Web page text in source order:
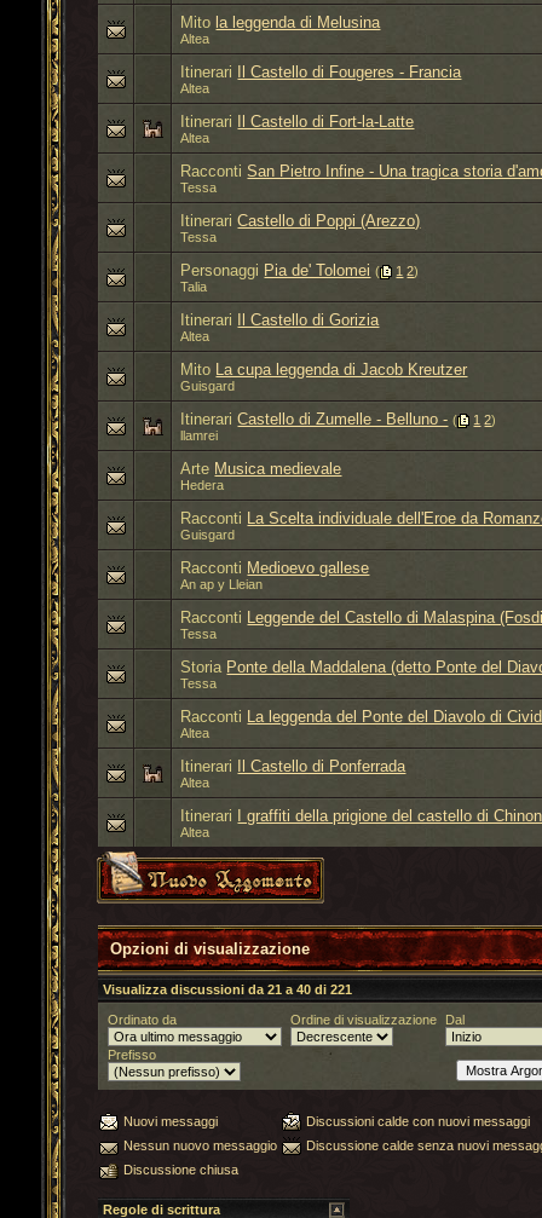
Mito la leggenda di Melusina
Altea
Itinerari Il Castello di Fougeres - Francia
Altea
Itinerari Il Castello di Fort-la-Latte
Altea
RaccontiSan Pietro Infine - Una tragica storia
Tessa
ItinerariCastello di Poppi (Arezzo)
Tessa
Personaggi Pia de' Tolomei ‎( 1 2)
Talia
Itinerari Il Castello di Gorizia
Altea
Mito La cupa leggenda di Jacob Kreutzer
Guisgard
ItinerariCastello di Zumelle - Belluno - ‎( 1 2)
llamrei
Arte Musica medievale
Hedera
Racconti La Scelta individuale dell'Eroe da
Guisgard
Racconti Medioevo gallese
An ap y Lleian
Racconti Leggende del Castello di Malaspina
Tessa
Storia Ponte della Maddalena (detto Ponte del
Tessa
Racconti La leggenda del Ponte del Diavolo di
Altea
Itinerari Il Castello di Ponferrada
Altea
Itinerari I graffiti della prigione del castello di Chinon
Altea
Opzioni di visualizzazione
Visualizza discussioni da 21 a 40 di 221
Ordinato da Ordine di visualizzazione Dal
Prefisso
Nuovi messaggi
Discussioni calde con nuovi messaggi
Nessun nuovo messaggio
Discussione calde senza nuovi
Discussione chiusa
Regole di scrittura